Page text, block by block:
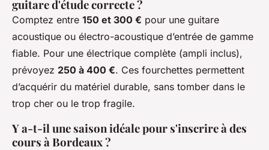
guitare d'étude correcte ?
Comptez entre 150 et 300 € pour une guitare
acoustique ou électro-acoustique d’entrée de gamme
fiable. Pour une électrique complète (ampli inclus),
prévoyez 250 à 400 €. Ces fourchettes permettent
d’acquérir du matériel durable, sans tomber dans le
trop cher ou le trop fragile.
Y a-t-il une saison idéale pour s'inscrire à des
cours à Bordeaux ?